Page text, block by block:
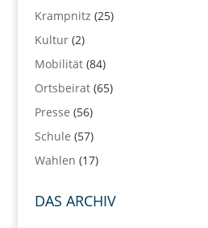
Krampnitz (25)
Kultur(2)
Mobilität(84)
Ortsbeirat(65)
Presse (56)
Schule (57)
Wahlen (17)
DAS ARCHIV